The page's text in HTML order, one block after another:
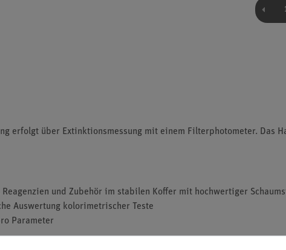
erfolgt über Extinktionsmessung mit einem Filterphotometer. Das
und Zubehör im stabilen Koffer mit hochwertiger
Auswertung kolorimetrischer Teste
Parameter